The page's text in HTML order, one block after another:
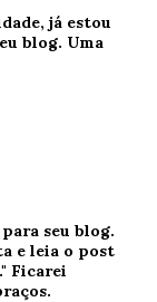
já estou
blog. Uma
seu blog.
e leia o post
Ficarei